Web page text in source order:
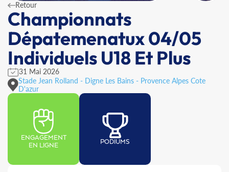
Retour
Championnats
Dépatemenatux 04/05
Individuels U18 Et Plus
31 Mai 2026
Stade Jean Rolland - Digne Les Bains - Provence Alpes Cote
D'azur
ENGAGEMENT
EN LIGNE
PODIUMS